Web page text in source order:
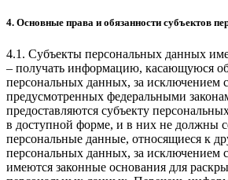
4. Основные права и обязанности субъектов
4.1. Субъекты персональных данных
– получать информацию, касающуюся
персональных данных, за исключением
предусмотренных федеральными
предоставляются субъекту
в доступной форме, и в них не должны
персональные данные, относящиеся к
персональных данных, за исключением
имеются законные основания для